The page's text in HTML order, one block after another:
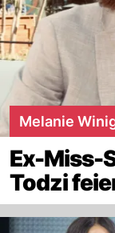
Melanie
Ex-Miss-
Todzi